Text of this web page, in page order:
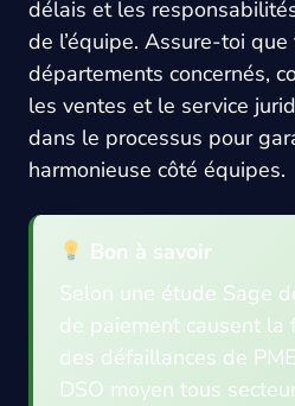
délais et les
de l’équipe. Assure-toi
départements concernés,
les ventes et le service
dans le processus pour
harmonieuse côté équipes.
Bon à savoir
Selon une étude Sage
de paiement causent
des défaillances de
DSO moyen tous